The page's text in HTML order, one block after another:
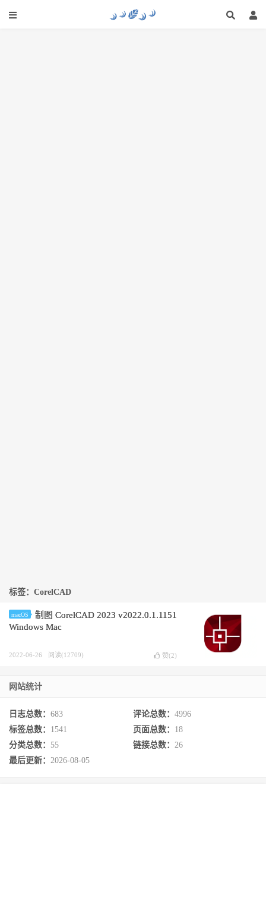
标签：CorelCAD
macOS
制图 CorelCAD 2023 v2022.0.1.1151
Windows Mac
2022-06-26 阅读(12709) 赞(2)
网站统计
日志总数： 683 评论总数： 4996
标签总数： 1541 页面总数： 18
分类总数： 55 链接总数： 26
最后更新： 2026-08-05